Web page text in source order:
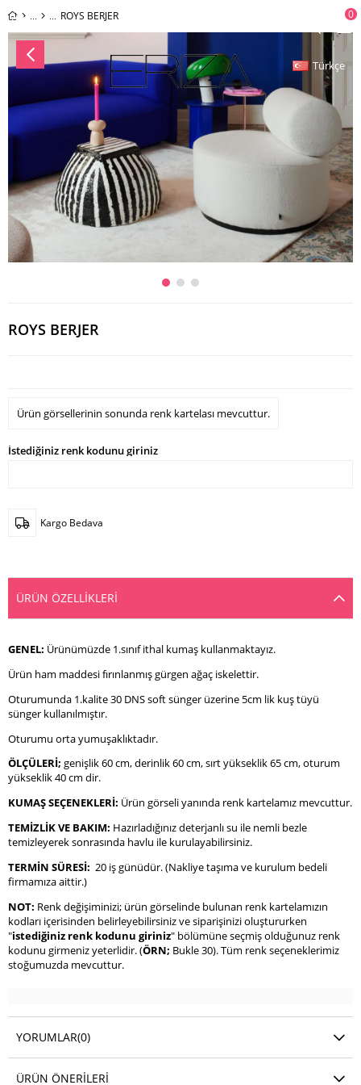
0
Türkçe
ROYS BERJER
ROYS BERJER
Ürün görsellerinin sonunda renk kartelası mevcuttur.
İstediğiniz renk kodunu giriniz
Kargo Bedava
ÜRÜN ÖZELLIKLERI
GENEL: Ürünümüzde 1.sınıf ithal kumaş kullanmaktayız.
Ürün ham maddesi fırınlanmış gürgen ağaç iskelettir.
Oturumunda 1.kalite 30 DNS soft sünger üzerine 5cm lik kuş tüyü
sünger kullanılmıştır.
Oturumu orta yumuşaklıktadır.
ÖLÇÜLERİ; genişlik 60 cm, derinlik 60 cm, sırt yükseklik 65 cm, oturum
yükseklik 40 cm dir.
KUMAŞ SEÇENEKLERİ: Ürün görseli yanında renk kartelamız mevcuttur.
TEMİZLİK VE BAKIM: Hazırladığınız deterjanlı su ile nemli bezle
temizleyerek sonrasında havlu ile kurulayabilirsiniz.
TERMİN SÜRESİ: 20 iş günüdür. (Nakliye taşıma ve kurulum bedeli
firmamıza aittir.)
NOT: Renk değişiminizi; ürün görselinde bulunan renk kartelamızın
kodları içerisinden belirleyebilirsiniz ve siparişinizi oluştururken
"istediğiniz renk kodunu giriniz" bölümüne seçmiş olduğunuz renk
kodunu girmeniz yeterlidir. (ÖRN; Bukle 30). Tüm renk seçeneklerimiz
stoğumuzda mevcuttur.
YORUMLAR(0)
ÜRÜN ÖNERILERI